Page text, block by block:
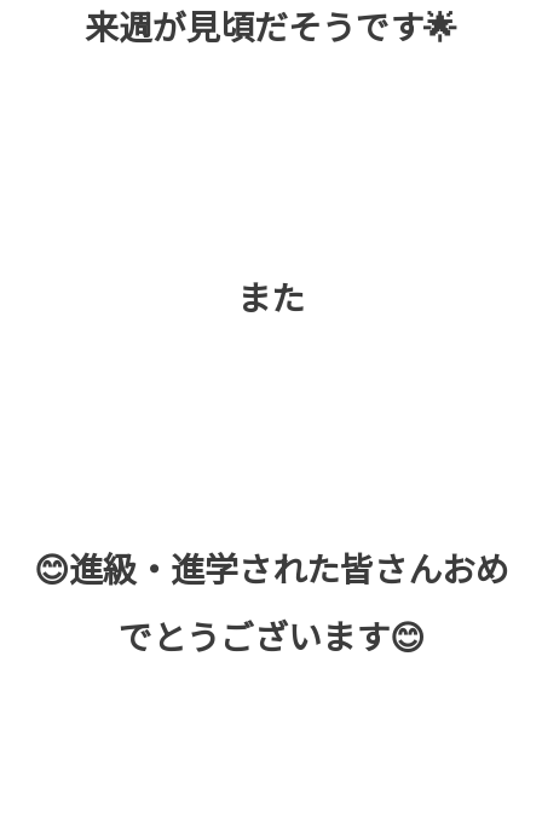
来週が見頃だそうです🌟
また
😊進級・進学された皆さんおめ
でとうございます😊